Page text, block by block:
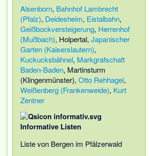
Alsenborn, Bahnhof Lambrecht
(Pfalz), Deidesheim, Eistalbahn,
Geißbockversteigerung, Herrenhof
(Mußbach), Holpertal, Japanischer
Garten (Kaiserslautern),
Kuckucksbähnel, Markgrafschaft
Baden-Baden, Martinsturm
(Klingenmünster), Otto Rehhagel,
Weißenberg (Frankenweide), Kurt
Zentner
Informative Listen
Liste von Bergen im Pfälzerwald